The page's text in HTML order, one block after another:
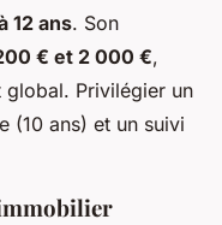
12 ans. Son
€ et 2 000 €,
Privilégier un
(10 ans) et un suivi